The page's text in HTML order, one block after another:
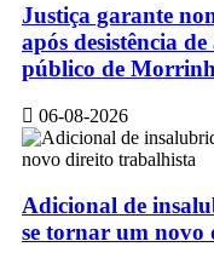
Justiça garante
após desistência
público de
06-08-2026
Adicional de
se tornar um